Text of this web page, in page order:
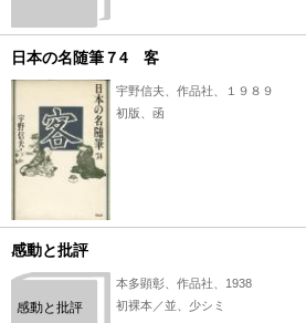
日本の名随筆７4 客
宇野信夫、作品社、１９８９
初版、函
感動と批評
感動と批評
本多顕彰、作品社、1938
初裸本／並、少シミ